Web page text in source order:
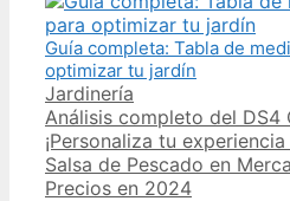
Guía completa: Tabla de
optimizar tu jardín
Categories
Jardinería
Post
navigation
Análisis completo del DS4
¡Personaliza tu
Salsa de Pescado en
Precios en 2024